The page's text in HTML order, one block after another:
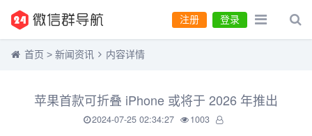
登录
注册
首页 > 新闻资讯 内容详情
苹果首款可折叠 iPhone 或将于 2026 年推出
2024-07-25 02:34:27 1003